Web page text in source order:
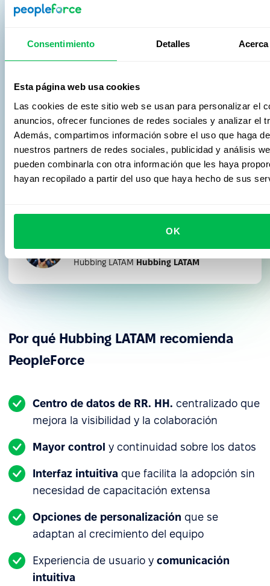
Consentimiento Detalles
Esta página web usa cookies
Las cookies de este sitio web se usan para personalizar el
anuncios, ofrecer funciones de redes sociales y analizar el
Además, compartimos información sobre el uso que haga
nuestros partners de redes sociales, publicidad y análisis
pueden combinarla con otra información que les haya
hayan recopilado a partir del uso que haya hecho de sus
OK
Mejora de la visibilidad con
organigramas e interfaz moderna
herramienta esencial para la empresa en
identificar rápidamente roles y líneas jerárquicas.
intuitiva y carece de elementos cifrados
destaca y se alinea perfectamente con
la imagen de nuestra empresa.
diseño actual con claridad, un diseño
ordenado y colores claros y amigables.
En líneas generales, mejora la
experiencia del usuario y es armónica
con el enfoque de diseño de nuestra
empresa, es decir que es un win-win.
Head of Communications y Marketing en
Hubbing LATAM Hubbing LATAM
Por qué Hubbing LATAM recomienda
PeopleForce
Centro de datos de RR. HH. centralizado que
mejora la visibilidad y la colaboración
Mayor control y continuidad sobre los datos
Interfaz intuitiva que facilita la adopción sin
necesidad de capacitación extensa
Opciones de personalización que se
adaptan al crecimiento del equipo
Experiencia de usuario y comunicación
intuitiva